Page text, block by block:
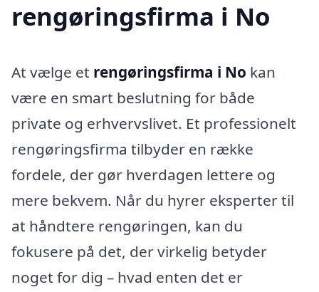
rengøringsfirma i No
At vælge et rengøringsfirma i No kan
være en smart beslutning for både
private og erhvervslivet. Et professionelt
rengøringsfirma tilbyder en række
fordele, der gør hverdagen lettere og
mere bekvem. Når du hyrer eksperter til
at håndtere rengøringen, kan du
fokusere på det, der virkelig betyder
noget for dig – hvad enten det er